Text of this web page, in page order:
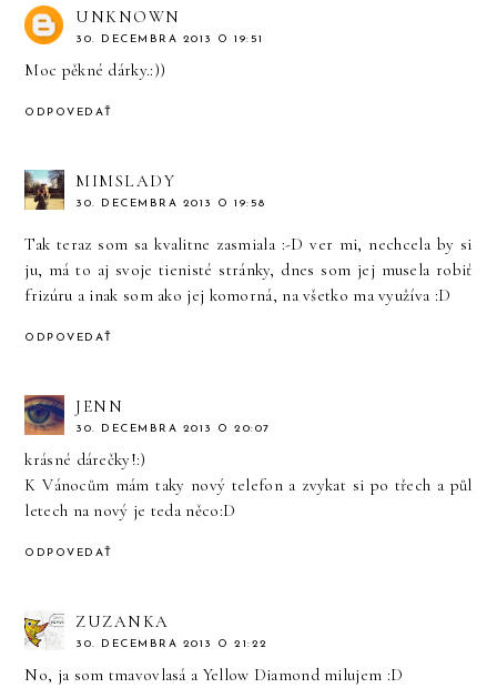
UNKNOWN
30. DECEMBRA 2013 O 19:51
Moc pěkné dárky.:))
ODPOVEDAŤ
MIMSLADY
30. DECEMBRA 2013 O 19:58
Tak teraz som sa kvalitne zasmiala :-D ver mi, nechcela by si
ju, má to aj svoje tienisté stránky, dnes som jej musela robiť
frizúru a inak som ako jej komorná, na všetko ma využíva :D
ODPOVEDAŤ
JENN
30. DECEMBRA 2013 O 20:07
krásné dárečky!:)
K Vánocům mám taky nový telefon a zvykat si po třech a půl
letech na nový je teda něco:D
ODPOVEDAŤ
ZUZANKA
30. DECEMBRA 2013 O 21:22
No, ja som tmavovlasá a Yellow Diamond milujem :D